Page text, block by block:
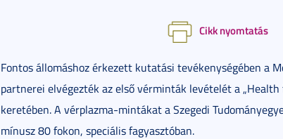
Cikk nyomtatás
Fontos állomáshoz érkezett kutatási tevékenységében a
partnerei elvégezték az első vérminták levételét a
keretében. A vérplazma-mintákat a Szegedi
mínusz 80 fokon, speciális fagyasztóban.